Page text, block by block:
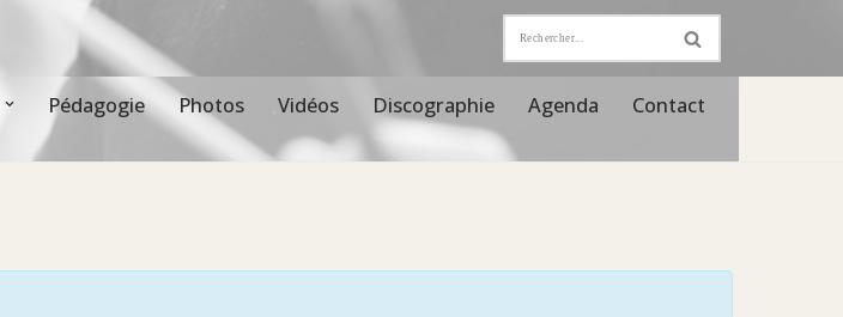
Pédagogie Photos Vidéos Discographie Agenda Contact